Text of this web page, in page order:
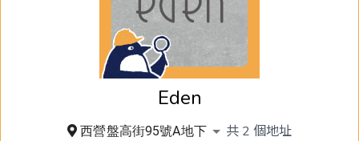
Eden
西營盤高街95號A地下 共 2 個地址